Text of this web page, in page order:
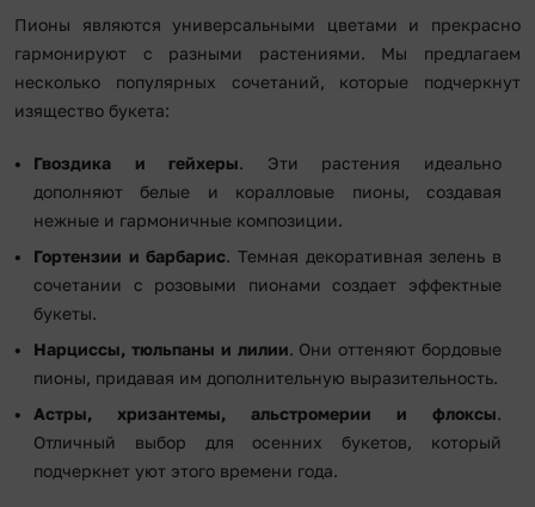
Пионы являются универсальными цветами и прекрасно
гармонируют с разными растениями. Мы предлагаем
несколько популярных сочетаний, которые подчеркнут
изящество букета:
Гвоздика и гейхеры. Эти растения идеально
дополняют белые и коралловые пионы, создавая
нежные и гармоничные композиции.
Гортензии и барбарис. Темная декоративная зелень в
сочетании с розовыми пионами создает эффектные
букеты.
Нарциссы, тюльпаны и лилии. Они оттеняют бордовые
пионы, придавая им дополнительную выразительность.
Астры, хризантемы, альстромерии и флоксы.
Отличный выбор для осенних букетов, который
подчеркнет уют этого времени года.